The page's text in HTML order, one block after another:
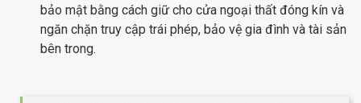
bảo mật bằng cách giữ cho cửa ngoại thất đóng kín và
ngăn chặn truy cập trái phép, bảo vệ gia đình và tài sản
bên trong.